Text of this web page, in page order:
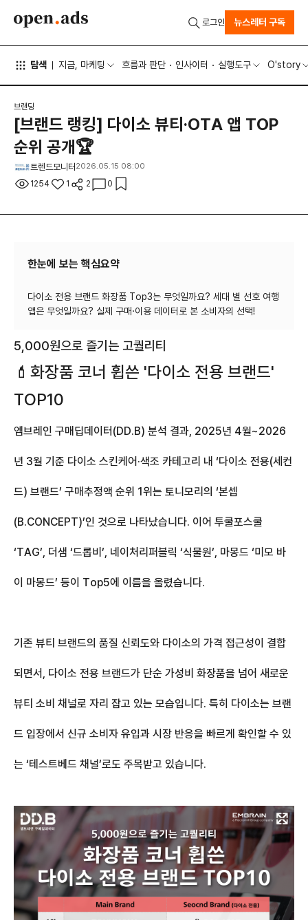
탐색 지금, 마케팅 흐름과 판단 인사이터 실행도구 O'story
로그인 뉴스레터 구독
브랜딩
[브랜드 랭킹] 다이소 뷰티·OTA 앱 TOP
순위 공개🏆
트렌드모니터 2026.05.15 08:00
1254 1 2 0
한눈에 보는 핵심요약
다이소 전용 브랜드 화장품 Top3는 무엇일까요? 세대 별 선호 여행
5,000원으로 즐기는 고퀄리티
💄 화장품 코너 휩쓴 '다이소 전용 브랜드'
TOP10
엠브레인 구매딥데이터(DD.B) 분석 결과, 2025년 4월~2026
년 3월 기준 다이소 스킨케어·색조 카테고리 내 ‘다이소 전용(세컨
드) 브랜드’ 구매추정액 순위 1위는 토니모리의 ‘본셉
(B.CONCEPT)’인 것으로 나타났습니다. 이어 투쿨포스쿨
‘TAG’, 더샘 ‘드롭비’, 네이처리퍼블릭 ‘식물원’, 마몽드 ‘미모 바
이 마몽드’ 등이 Top5에 이름을 올렸습니다.
기존 뷰티 브랜드의 품질 신뢰도와 다이소의 가격 접근성이 결합
되면서, 다이소 전용 브랜드가 단순 가성비 화장품을 넘어 새로운
뷰티 소비 채널로 자리 잡고 있는 모습입니다. 특히 다이소는 브랜
드 입장에서 신규 소비자 유입과 시장 반응을 빠르게 확인할 수 있
는 ‘테스트베드 채널’로도 주목받고 있습니다.